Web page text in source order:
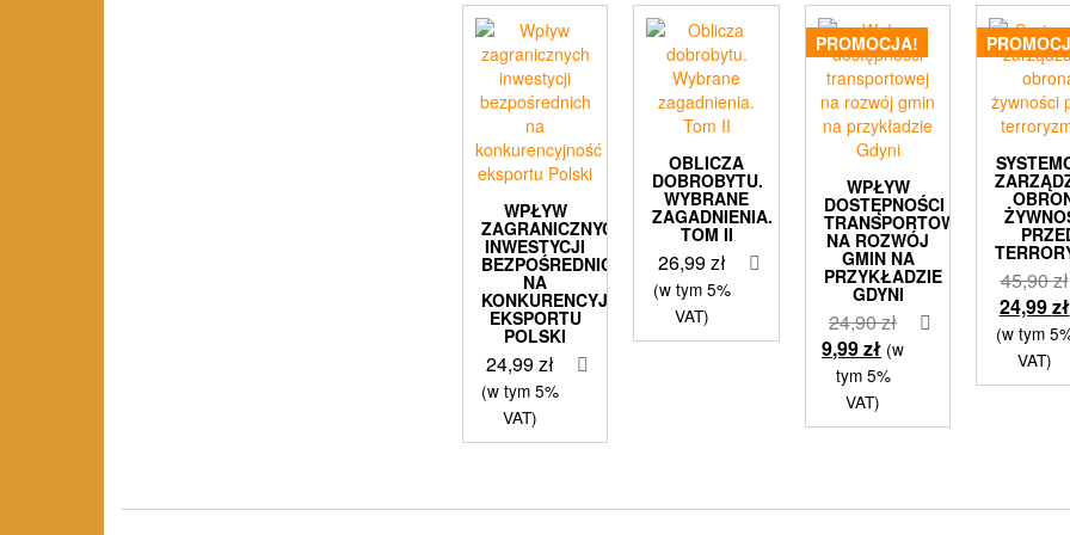
WPŁYW
ZAGRANICZNYCH
INWESTYCJI
BEZPOŚREDNICH
NA
KONKURENCYJNOŚĆ
EKSPORTU
POLSKI
24,99zł
(w tym 5%
VAT)
OBLICZA
DOBROBYTU.
WYBRANE
ZAGADNIENIA.
TOM II
26,99zł
(w tym 5%
VAT)
PROMOCJA!
WPŁYW
DOSTĘPNOŚCI
TRANSPORTOWEJ
NA ROZWÓJ
GMIN NA
PRZYKŁADZIE
GDYNI
24,90złPierwotna
cena
9,99złAktualna
cena
9,99 zł.
(w
tym 5%
VAT)
45,90zł
24,99zł
(w tym
VAT)